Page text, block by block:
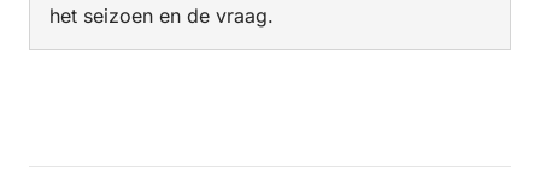
het seizoen en de vraag.